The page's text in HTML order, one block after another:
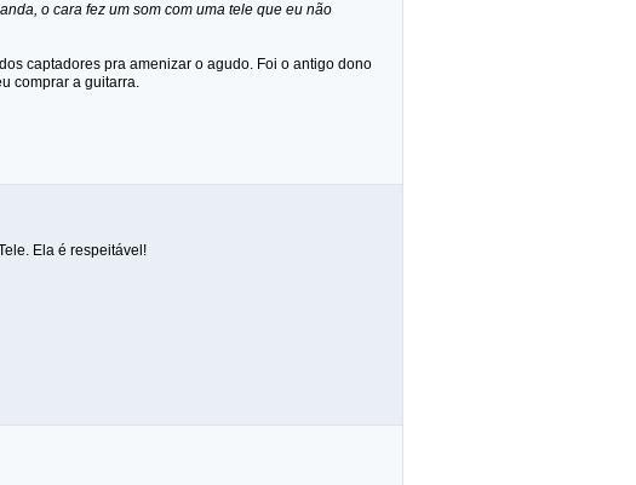
o cara fez um som com uma tele que eu não
captadores pra amenizar o agudo. Foi o antigo dono
comprar a guitarra.
Ela é respeitável!